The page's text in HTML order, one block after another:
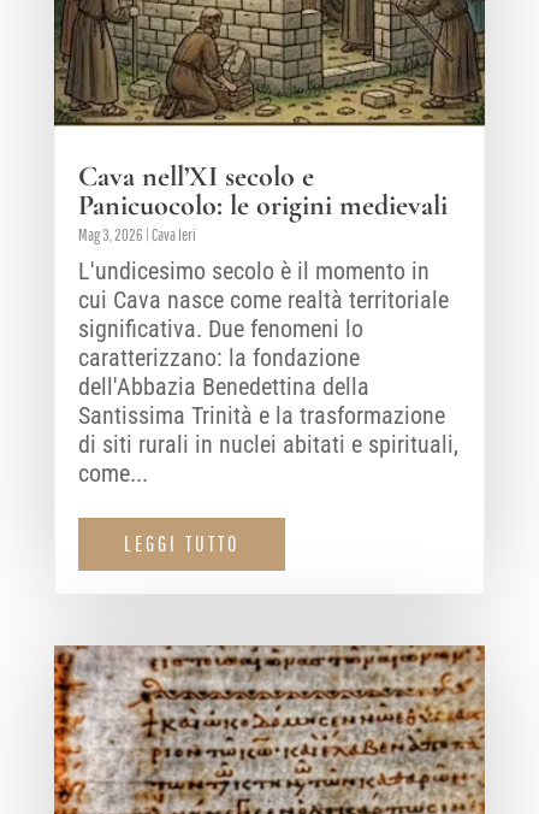
Cava nell’XI secolo e
Panicuocolo: le origini medievali
Mag 3, 2026 Cava Ieri
L'undicesimo secolo è il momento in
cui Cava nasce come realtà territoriale
significativa. Due fenomeni lo
caratterizzano: la fondazione
dell'Abbazia Benedettina della
Santissima Trinità e la trasformazione
di siti rurali in nuclei abitati e spirituali,
come...
LEGGI TUTTO